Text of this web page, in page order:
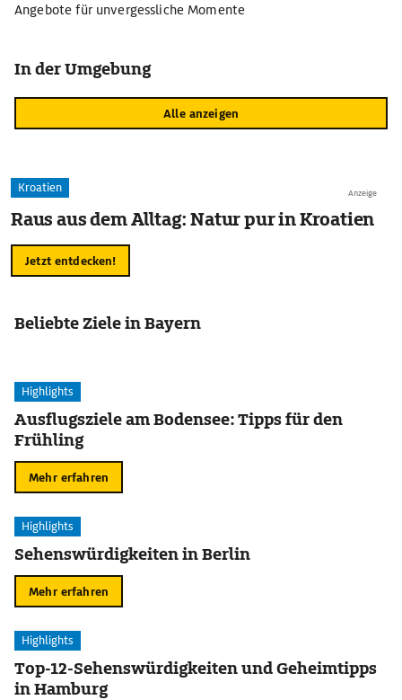
Angebote für unvergessliche Momente
In der Umgebung
Alle anzeigen
Anzeige
Kroatien
Raus aus dem Alltag: Natur pur in Kroatien
Jetzt entdecken!
Beliebte Ziele in Bayern
Highlights
Ausflugsziele am Bodensee: Tipps für den
Frühling
Mehr erfahren
Highlights
Sehenswürdigkeiten in Berlin
Mehr erfahren
Highlights
Top-12-Sehenswürdigkeiten und Geheimtipps
in Hamburg